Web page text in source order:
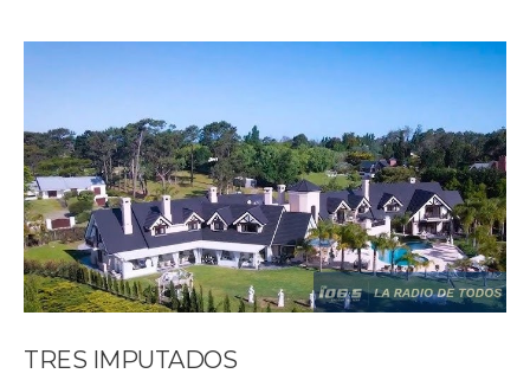
TRES IMPUTADOS